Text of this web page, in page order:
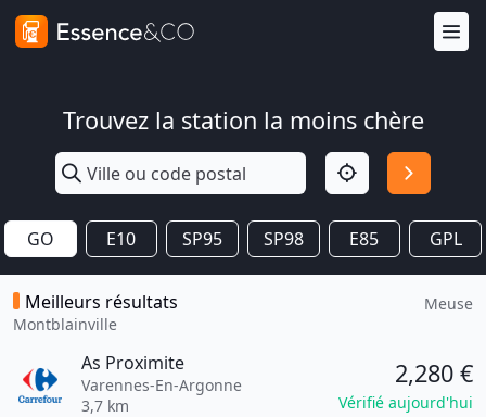
Trouvez la station la moins chère
GO E10 SP95 SP98 E85 GPL
Meilleurs résultats
Montblainville
Meuse
As Proximite
Varennes-En-Argonne
3,7 km
2,280 €
Vérifié aujourd'hui